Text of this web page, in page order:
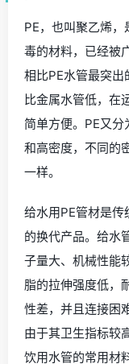
PE，也叫聚乙烯
毒的材料，已经被
相比PE水管最突
比金属水管低，在
简单方便。PE又
和高密度，不同的
一样。
给水用PE管材是
的换代产品。给水
子量大、机械性能
脂的拉伸强度低，
性差，并且连接困
由于其卫生指标较
饮用水管的常用材